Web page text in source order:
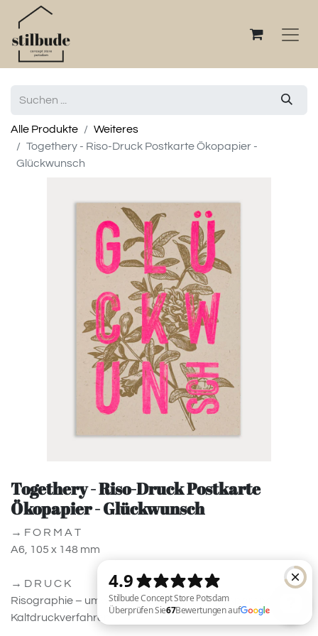
Alle Produkte
Weiteres
Togethery - Riso-Druck Postkarte Ökopapier -
Glückwunsch
Togethery - Riso-Druck Postkarte
Ökopapier - Glückwunsch
→ F O R M A T
A6, 105 x 148 mm
→ D R U C K
Risographie – umweltfreundliches, energiesparendes
Kaltdruckverfahren